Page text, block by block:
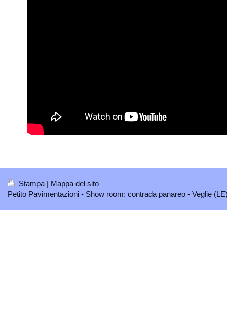
Stampa | Mappa del sito
Petito Pavimentazioni - Show room: contrada panareo - Veglie